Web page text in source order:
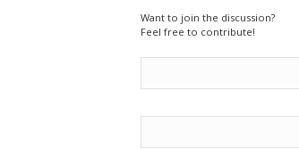
Want to join the discussion?
Feel free to contribute!